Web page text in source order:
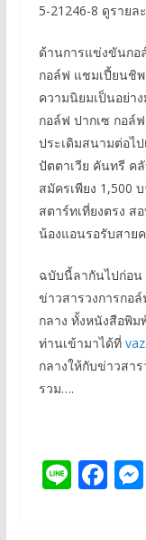
5-21246-8 ดูรายล
ด้านการแข่งขันกอ
กอล์ฟ แชมเปี้ยนชิ
ความนิยมเป็นอย่า
กอล์ฟ ปากเซ กอล์
ประเดิมสนามต่อไ
ปัตตาเวีย คันทรี ค
สมัครเพียง 1,500
สตาร์ทเที่ยงตรง ส
น้องแอนรอรับสาย
ฉบับนี้ลากันไปก่อน
ข่าวสารวงการกอ
กลาง ทั้งหนังสือพิ
ท่านเข้ามาได้ที่
กลางให้กับข่าวสา
รวม….
Li F